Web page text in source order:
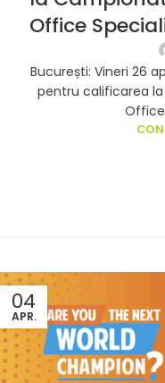
Office
București: Vineri 26
pentru calificarea
Office
04
APR.